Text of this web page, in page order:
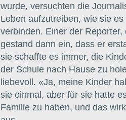
wurde, versuchten die
Leben aufzutreiben, wie sie
verbinden. Einer der
gestand dann ein, dass er
sie schaffte es immer, die
der Schule nach Hause zu
liebevoll. «Ja, meine Kinder
sie einmal, aber für sie hatte
Familie zu haben, und das